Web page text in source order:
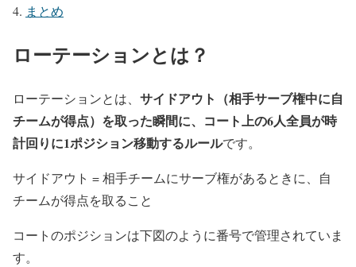
まとめ
ローテーションとは？
ローテーションとは、 サイドアウト（相手サーブ権中に自
チームが得点）を取った瞬間に、コート上の6人全員が時
計回りに1ポジション移動するルールです。
サイドアウト = 相手チームにサーブ権があるときに、自
チームが得点を取ること
コートのポジションは下図のように番号で管理されていま
す。